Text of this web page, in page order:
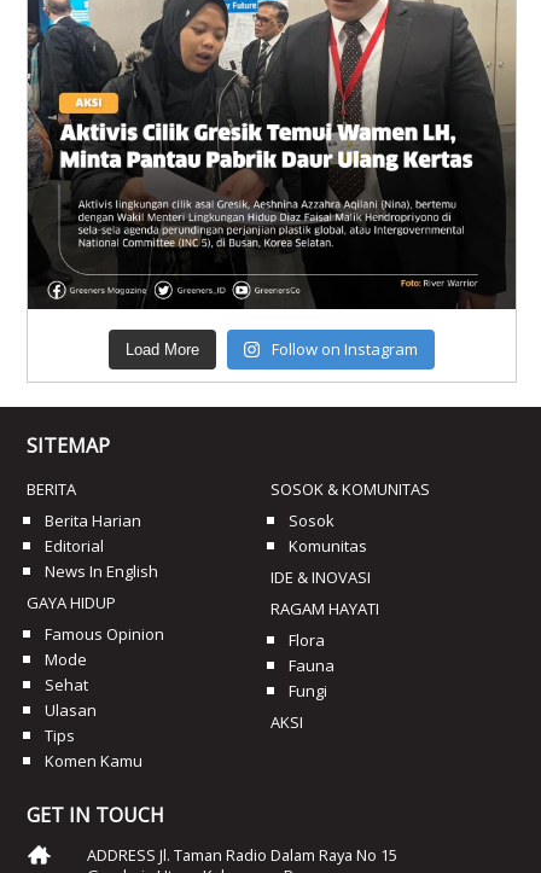
Load More Follow on Instagram
SITEMAP
BERITA
Berita Harian
Editorial
News In English
GAYA HIDUP
Famous Opinion
Mode
Sehat
Ulasan
Tips
Komen Kamu
SOSOK & KOMUNITAS
Sosok
Komunitas
IDE & INOVASI
RAGAM HAYATI
Flora
Fauna
Fungi
AKSI
GET IN TOUCH
ADDRESS Jl. Taman Radio Dalam Raya No 15